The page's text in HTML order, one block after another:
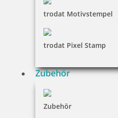
trodat Motivstempel
trodat Pixel Stamp
Zubehör
Zubehör